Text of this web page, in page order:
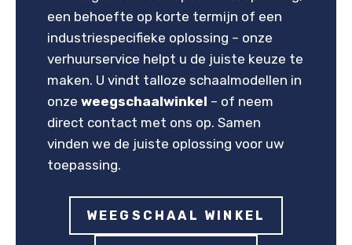
een behoefte op korte termijn of een
industriespecifieke oplossing – onze
verhuurservice helpt u de juiste keuze te
maken. U vindt talloze schaalmodellen in
onze weegschaalwinkel – of neem
direct contact met ons op. Samen
vinden we de juiste oplossing voor uw
toepassing.
WEEGSCHAAL WINKEL